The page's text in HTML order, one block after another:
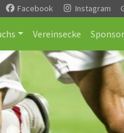
Facebook Instagram
Vereinsecke